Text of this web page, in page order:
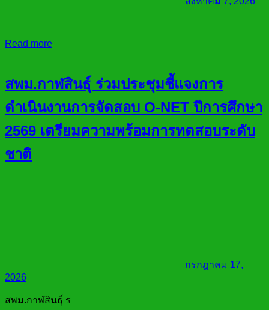
Read more
สพม.กาฬสินธุ์ ร่วมประชุมชี้แจงการ
ดำเนินงานการจัดสอบ O-NET ปีการศึกษา
2569 เตรียมความพร้อมการทดสอบระดับ
ชาติ
กรกฎาคม 17,
2026
สพม.กาฬสินธุ์ ร